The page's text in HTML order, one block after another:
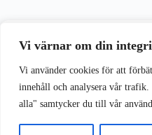
Vi värnar om din
Vi använder cookies för att
innehåll och analysera vår
alla" samtycker du till vår
Vi använder cookies för att